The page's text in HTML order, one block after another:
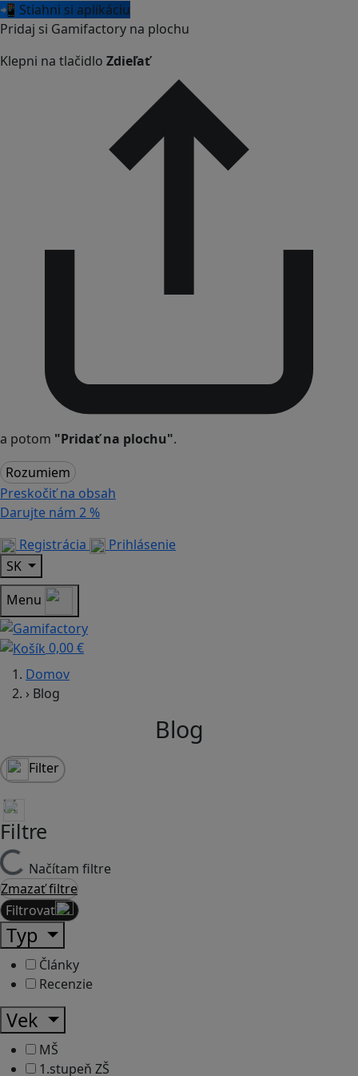
📲 Stiahni si aplikáciu
Pridaj si Gamifactory na plochu
Klepni na tlačidlo Zdieľať
a potom "Pridať na plochu".
Rozumiem
Preskočiť na obsah
Darujte nám 2 %
Registrácia
Prihlásenie
SK
Menu
0,00 €
Domov
› Blog
Blog
Filter
Filtre
Načítam filtre
Zmazať filtre
Filtrovať
Typ
Články
Recenzie
Vek
MŠ
1.stupeň ZŠ